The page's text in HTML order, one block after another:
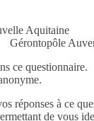
Aquitaine
ce questionnaire.
réponses à ce
de vous